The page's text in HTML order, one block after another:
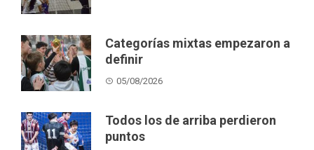
Categorías mixtas empezaron a
definir
05/08/2026
Todos los de arriba perdieron
puntos